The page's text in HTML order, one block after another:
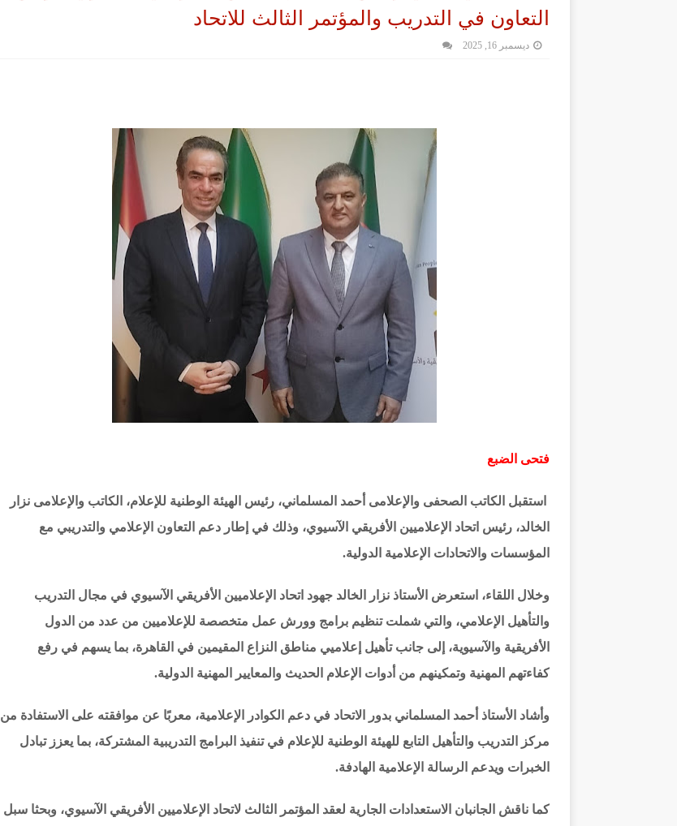
التعاون في التدريب والمؤتمر الثالث للاتحاد
ديسمبر 16, 2025
فتحى الضبع
استقبل الكاتب الصحفى والإعلامى أحمد المسلماني، رئيس الهيئة الوطنية للإعلام، الكاتب والإعلامى نزار
الخالد، رئيس اتحاد الإعلاميين الأفريقي الآسيوي، وذلك في إطار دعم التعاون الإعلامي والتدريبي مع
المؤسسات والاتحادات الإعلامية الدولية.
وخلال اللقاء، استعرض الأستاذ نزار الخالد جهود اتحاد الإعلاميين الأفريقي الآسيوي في مجال التدريب
والتأهيل الإعلامي، والتي شملت تنظيم برامج وورش عمل متخصصة للإعلاميين من عدد من الدول
الأفريقية والآسيوية، إلى جانب تأهيل إعلاميي مناطق النزاع المقيمين في القاهرة، بما يسهم في رفع
كفاءتهم المهنية وتمكينهم من أدوات الإعلام الحديث والمعايير المهنية الدولية.
وأشاد الأستاذ أحمد المسلماني بدور الاتحاد في دعم الكوادر الإعلامية، معربًا عن موافقته على الاستفادة من
مركز التدريب والتأهيل التابع للهيئة الوطنية للإعلام في تنفيذ البرامج التدريبية المشتركة، بما يعزز تبادل
الخبرات ويدعم الرسالة الإعلامية الهادفة.
كما ناقش الجانبان الاستعدادات الجارية لعقد المؤتمر الثالث لاتحاد الإعلاميين الأفريقي الآسيوي، وبحثا سبل